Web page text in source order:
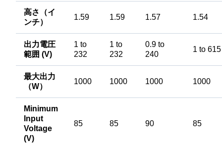
高さ（イ
ンチ）
1.59 1.59 1.57 1.54
出力電圧
範囲 (V)
1 to
232
1 to
232
0.9 to
240
1 to 615
最大出力
（W）
1000 1000 1000 1000
Minimum
Input
Voltage
(V)
85 85 90 85